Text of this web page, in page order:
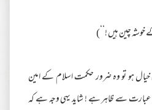
خوشہ چین ہیں !‘‘)
خیال ہو تو وہ ضرور حکمت اسلام کے امین
عبارت سے ظاہر ہے ! شاید یہی وجہ ہے کہ